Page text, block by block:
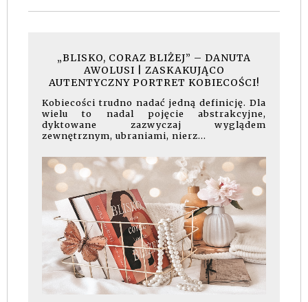
„BLISKO, CORAZ BLIŻEJ” – DANUTA
AWOLUSI | ZASKAKUJĄCO
AUTENTYCZNY PORTRET KOBIECOŚCI!
Kobiecości trudno nadać jedną definicję. Dla
wielu to nadal pojęcie abstrakcyjne,
dyktowane zazwyczaj wyglądem
zewnętrznym, ubraniami, nierz...